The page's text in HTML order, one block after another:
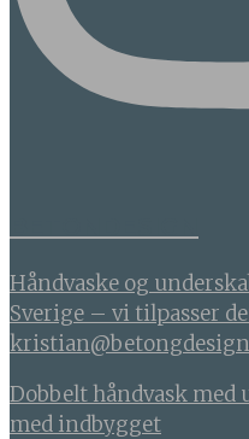
Håndvaske og
Sverige – vi tilpasser
Dobbelt håndvask med
med indbygget